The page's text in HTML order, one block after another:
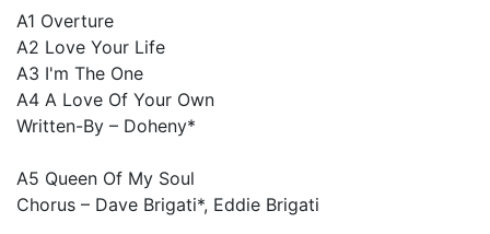
A1 Overture
A2 Love Your Life
A3 I'm The One
A4 A Love Of Your Own
Written-By – Doheny*
A5 Queen Of My Soul
Chorus – Dave Brigati*, Eddie Brigati